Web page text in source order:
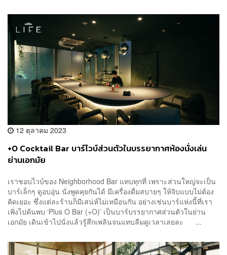
12 ตุลาคม 2023
+O Cocktail Bar บาร์ไวบ์ส่วนตัวในบรรยากาศห้องนั่งเล่น
ย่านเอกมัย
เราชอบไวบ์ของ Neighborhood Bar แทบทุกที่ เพราะส่วนใหญ่จะเป็น
บาร์เล็กๆ ดูอบอุ่น นั่งพูดคุยกันได้ มีเครื่องดื่มสบายๆ ให้จิบแบบไม่ต้อง
คิดเยอะ ซึ่งแต่ละร้านก็มีเสน่ห์ไม่เหมือนกัน อย่างเช่นบาร์แห่งนี้ที่เรา
เพิ่งไปค้นพบ ‘Plus O Bar (+O)’ เป็นบาร์บรรยากาศส่วนตัวในย่าน
เอกมัย เดินเข้าไปนั่งแล้วรู้สึกเพลินจนแทบลืมดูเวลาเลยละ ...